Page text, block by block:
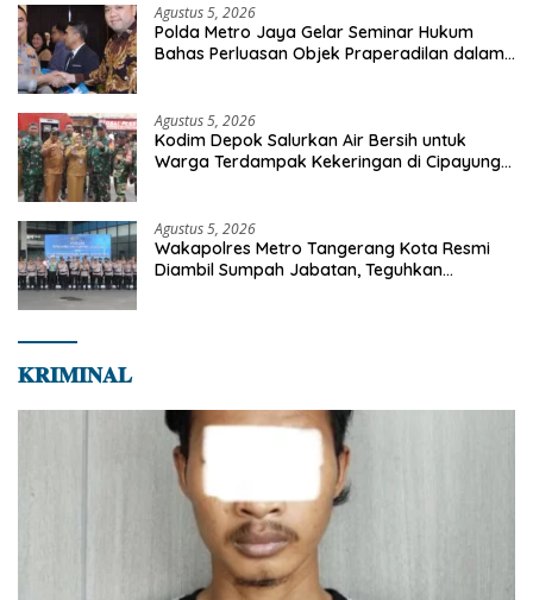
Agustus 5, 2026
Polda Metro Jaya Gelar Seminar Hukum
Bahas Perluasan Objek Praperadilan dalam
Agustus 5, 2026
Kodim Depok Salurkan Air Bersih untuk
Warga Terdampak Kekeringan di Cipayung
Agustus 5, 2026
Wakapolres Metro Tangerang Kota Resmi
Diambil Sumpah Jabatan, Teguhkan
𝐊𝐑𝐈𝐌𝐈𝐍𝐀𝐋